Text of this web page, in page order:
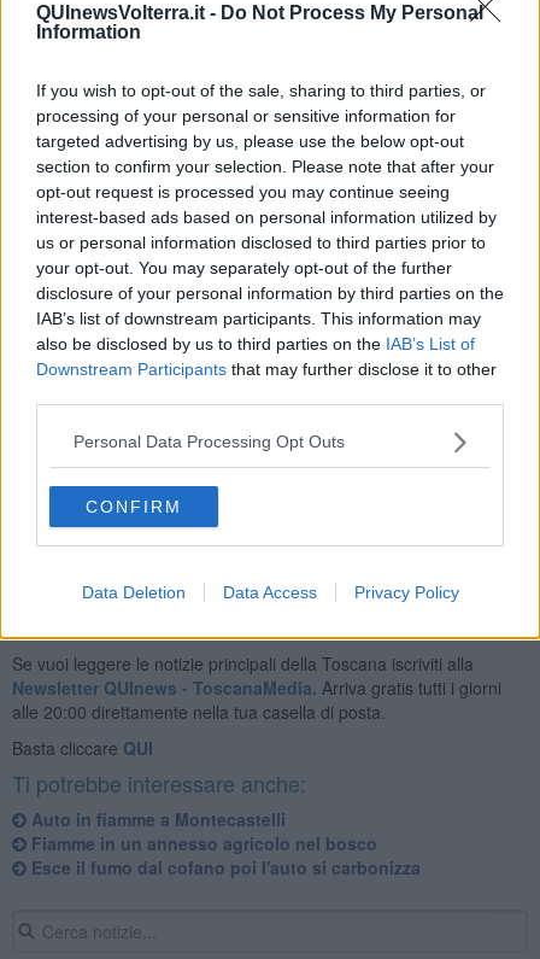
QUInewsVolterra.it - Do Not Process My Personal
Information
If you wish to opt-out of the sale, sharing to third parties, or
processing of your personal or sensitive information for
targeted advertising by us, please use the below opt-out
section to confirm your selection. Please note that after your
opt-out request is processed you may continue seeing
interest-based ads based on personal information utilized by
us or personal information disclosed to third parties prior to
your opt-out. You may separately opt-out of the further
disclosure of your personal information by third parties on the
IAB’s list of downstream participants. This information may
also be disclosed by us to third parties on the IAB’s List of
Downstream Participants that may further disclose it to other
Personal Data Processing Opt Outs
CONFIRM
Data Deletion Data Access Privacy Policy
Il mezzo era in transito quando dal motore si sono sviluppate
le fiamme. Le persone a bordo sono uscite dall'abitacolo
POMARANCE — Intervento dei vigili del fuoco per un'auto a fuoco
sulla strada comunale di Cerreto-Canova.
Il fatto è accaduto intorno alle 3,30 della notte scorsa. La macchina
era in transito quando, per cause in corso di accertamento, dal
motore si sono sviluppate le fiamme che in breve tempo hanno
avvolto completamente il mezzo, dando comunque tempo alle
persone a bordo di abbandonare l'abitacolo e mettersi in salvo.
L'incendio è stato spento dai vigili del fuoco. Sul posto anche i
carabinieri per i rilievi.
Se vuoi leggere le notizie principali della Toscana iscriviti alla
Newsletter QUInews - ToscanaMedia. Arriva gratis tutti i giorni
alle 20:00 direttamente nella tua casella di posta.
Basta cliccare QUI
Ti potrebbe interessare anche:
Auto in fiamme a Montecastelli
Fiamme in un annesso agricolo nel bosco
Esce il fumo dal cofano poi l'auto si carbonizza